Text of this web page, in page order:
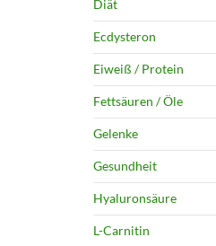
Diät
Ecdysteron
Eiweiß / Protein
Fettsäuren / Öle
Gelenke
Gesundheit
Hyaluronsäure
L-Carnitin